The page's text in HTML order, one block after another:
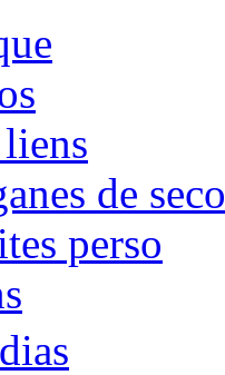
de
perso